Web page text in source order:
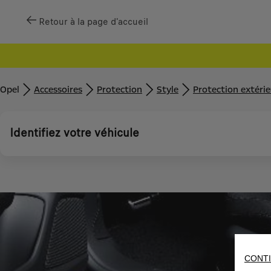
Retour à la page d'accueil
Opel Accessoires Protection Style Protection
Identifiez votre véhicule